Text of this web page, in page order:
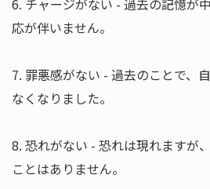
6. チャージがない - 過去の記憶が
応が伴いません。
7. 罪悪感がない - 過去のことで、
なくなりました。
8. 恐れがない - 恐れは現れますが
ことはありません。